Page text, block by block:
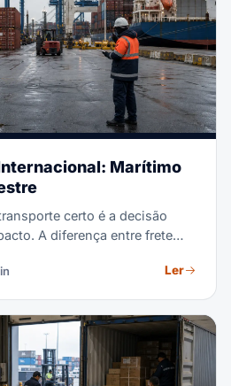
certo para cada embarque.
Marítimo
certo é a decisão
A diferença entre frete
Esta comparação
a escolher o modal ideal
Ler